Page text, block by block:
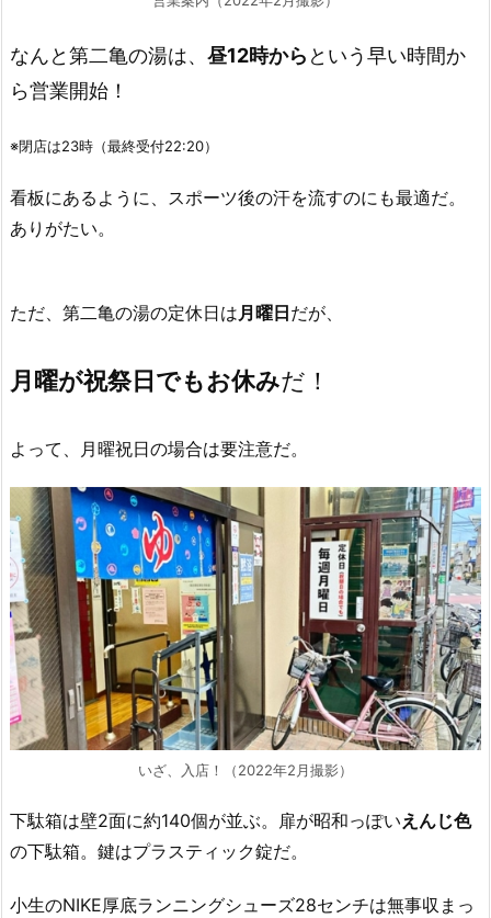
なんと第二亀の湯は、 昼12時から という早い時間か
ら営業開始！
※閉店は23時（最終受付22:20）
看板にあるように、スポーツ後の汗を流すのにも最適だ。
ありがたい。
ただ、第二亀の湯の定休日は月曜日だが、
月曜が祝祭日でもお休みだ！
よって、月曜祝日の場合は要注意だ。
いざ、入店！（2022年2月撮影）
下駄箱は壁2面に約140個が並ぶ。扉が昭和っぽいえんじ色
の下駄箱。鍵はプラスティック錠だ。
小生のNIKE厚底ランニングシューズ28センチは無事収まっ